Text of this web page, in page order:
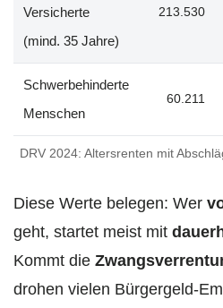
DRV 2024: Altersrenten mit
Versicherte
(mind. 35 Jahre)
213.530
Schwerbehinderte
Menschen
60.211
Diese Werte belegen: Wer
geht, startet meist mit
Kommt die
drohen vielen Bürgergeld-